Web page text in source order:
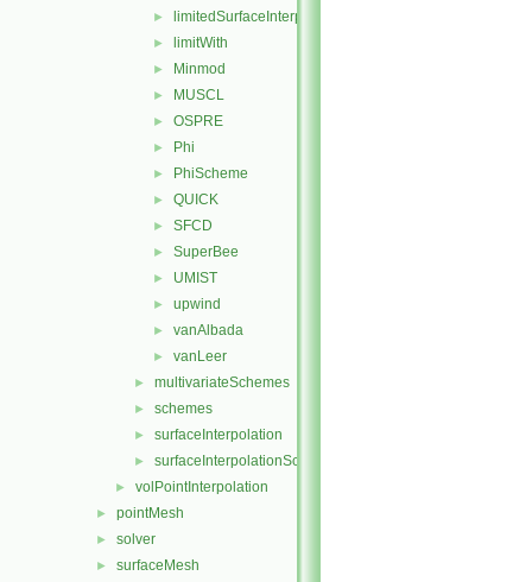
► limitedSurfaceInterpolationScheme
► limitWith
► Minmod
► MUSCL
► OSPRE
► Phi
► PhiScheme
► QUICK
► SFCD
► SuperBee
► UMIST
► upwind
► vanAlbada
► vanLeer
► multivariateSchemes
► schemes
► surfaceInterpolation
► surfaceInterpolationScheme
► volPointInterpolation
► pointMesh
► solver
► surfaceMesh